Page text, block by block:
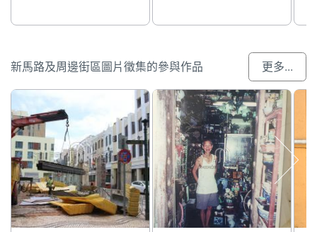
新馬路及周邊街區圖片徵集的參與作品 更多...